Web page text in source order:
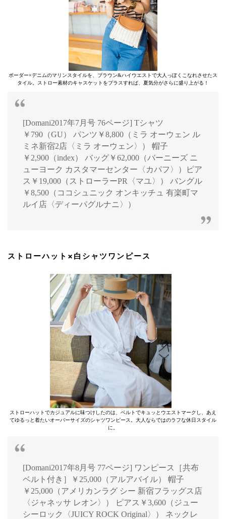
ボーダー×デニムのマリンスタイルを、ブラウン&ハイウエストで大人っぽくこなれさせたス
タイル。ストロー素材のキャスケットをプラスすれば、夏気分がさらに盛り上がる！
[Domani2017年7月号 76ページ] Tシャツ
￥790（GU） パンツ￥8,800（ミラ オーウェン ル
ミネ新宿2店〈ミラ オーウェン〉） 帽子
￥2,900（index） バッグ￥62,000（バーニーズ ニ
ューヨーク カスタマーセンター〈カパフ〉）ピア
ス￥19,000（ストローラーPR〈マユ〉） バングル
￥8,500（ココシュニック オンキッチュ 有楽町マ
ルイ店〈ディーパグルナニ〉）
ストローハット×白シャツワンピース
ストローハットでカジュアルに味つけしたのは、ベルトでキュッとウエストマークし、あえ
てゆるっと着たいオーバーサイズのシャツワンピース。大人ならではのラフな休日スタイル
に。
[Domani2017年8月号 77ページ] ワンピース［共布
ベルト付き］￥25,000（アルアバイル） 帽子
￥25,000（アメリカンラグ シー 新宿フラッグス店
〈ジャネッサ レオン〉） ピアス￥3,600（ジュー
シーロック〈JUICY ROCK Original〉） ネックレ